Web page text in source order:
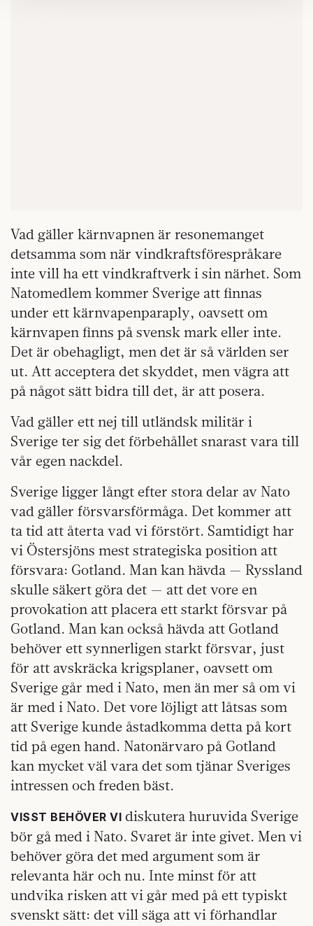
Vad gäller kärnvapnen är resonemanget
detsamma som när vindkraftsförespråkare
inte vill ha ett vindkraftverk i sin närhet. Som
Natomedlem kommer Sverige att finnas
under ett kärnvapenparaply, oavsett om
kärnvapen finns på svensk mark eller inte.
Det är obehagligt, men det är så världen ser
ut. Att acceptera det skyddet, men vägra att
på något sätt bidra till det, är att posera.
Vad gäller ett nej till utländsk militär i
Sverige ter sig det förbehållet snarast vara till
vår egen nackdel.
Sverige ligger långt efter stora delar av Nato
vad gäller försvarsförmåga. Det kommer att
ta tid att återta vad vi förstört. Samtidigt har
vi Östersjöns mest strategiska position att
försvara: Gotland. Man kan hävda — Ryssland
skulle säkert göra det — att det vore en
provokation att placera ett starkt försvar på
Gotland. Man kan också hävda att Gotland
behöver ett synnerligen starkt försvar, just
för att avskräcka krigsplaner, oavsett om
Sverige går med i Nato, men än mer så om vi
är med i Nato. Det vore löjligt att låtsas som
att Sverige kunde åstadkomma detta på kort
tid på egen hand. Natonärvaro på Gotland
kan mycket väl vara det som tjänar Sveriges
intressen och freden bäst.
VISST BEHÖVER VI diskutera huruvida Sverige
bör gå med i Nato. Svaret är inte givet. Men vi
behöver göra det med argument som är
relevanta här och nu. Inte minst för att
undvika risken att vi går med på ett typiskt
svenskt sätt: det vill säga att vi förhandlar